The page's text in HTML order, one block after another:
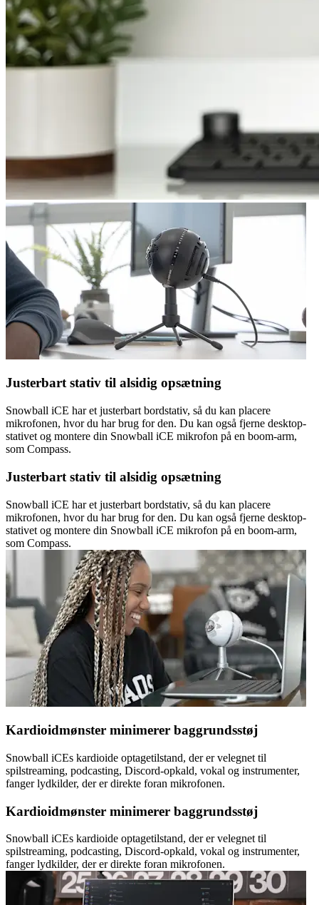
Justerbart stativ til alsidig opsætning
Snowball iCE har et justerbart bordstativ, så du kan placere
mikrofonen, hvor du har brug for den. Du kan også fjerne desktop-
stativet og montere din Snowball iCE mikrofon på en boom-arm,
som Compass.
Justerbart stativ til alsidig opsætning
Snowball iCE har et justerbart bordstativ, så du kan placere
mikrofonen, hvor du har brug for den. Du kan også fjerne desktop-
stativet og montere din Snowball iCE mikrofon på en boom-arm,
som Compass.
Kardioidmønster minimerer baggrundsstøj
Snowball iCEs kardioide optagetilstand, der er velegnet til
spilstreaming, podcasting, Discord-opkald, vokal og instrumenter,
fanger lydkilder, der er direkte foran mikrofonen.
Kardioidmønster minimerer baggrundsstøj
Snowball iCEs kardioide optagetilstand, der er velegnet til
spilstreaming, podcasting, Discord-opkald, vokal og instrumenter,
fanger lydkilder, der er direkte foran mikrofonen.